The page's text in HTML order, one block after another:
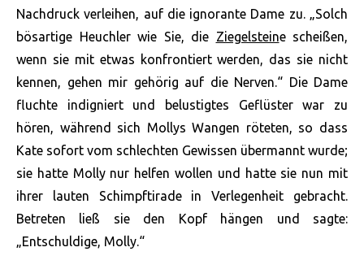
Nachdruck verleihen, auf die ignorante Dame zu. „Solch
bösartige Heuchler wie Sie, die Ziegelsteine scheißen,
wenn sie mit etwas konfrontiert werden, das sie nicht
kennen, gehen mir gehörig auf die Nerven.“ Die Dame
fluchte indigniert und belustigtes Geflüster war zu
hören, während sich Mollys Wangen röteten, so dass
Kate sofort vom schlechten Gewissen übermannt wurde;
sie hatte Molly nur helfen wollen und hatte sie nun mit
ihrer lauten Schimpftirade in Verlegenheit gebracht.
Betreten ließ sie den Kopf hängen und sagte:
„Entschuldige, Molly.“